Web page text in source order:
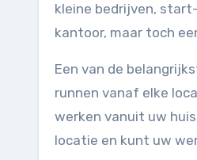
kleine bedrijven,
kantoor, maar toch
Een van de
runnen vanaf elke
werken vanuit uw
locatie en kunt uw